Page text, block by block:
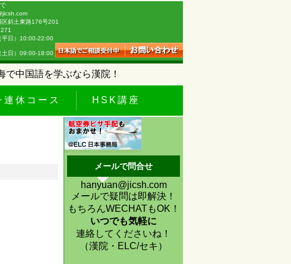
斜土東路176号201
平日）10:00-22:00
18:00
中国語を学ぶなら漢院！
連休コース HSK講座
メールで問合せ
hanyuan@jicsh.com
メールで疑問は即解決！
もちろんWECHATもOK！
いつでも気軽に
連絡してくださいね！
（漢院・ELC/セキ）